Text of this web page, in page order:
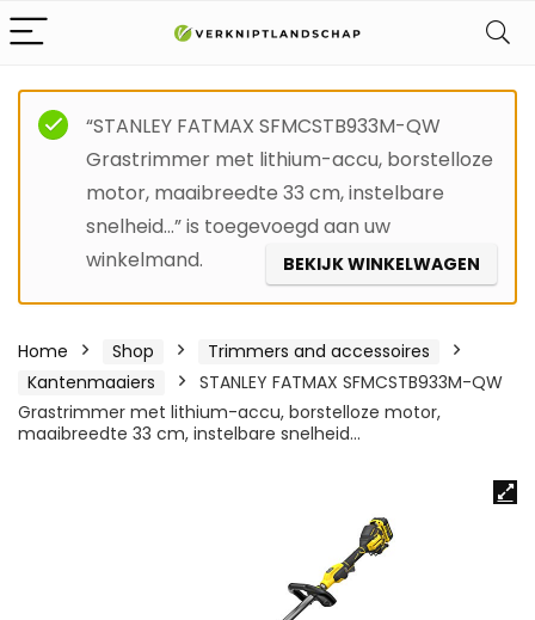
“STANLEY FATMAX SFMCSTB933M-QW
Grastrimmer met lithium-accu, borstelloze
motor, maaibreedte 33 cm, instelbare
snelheid…” is toegevoegd aan uw
winkelmand.
BEKIJK WINKELWAGEN
Home Shop
Trimmers and accessoires
Kantenmaaiers
STANLEY FATMAX SFMCSTB933M-QW
Grastrimmer met lithium-accu, borstelloze motor,
maaibreedte 33 cm, instelbare snelheid…